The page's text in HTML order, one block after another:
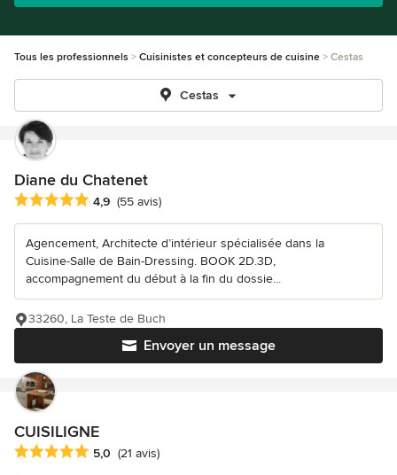
Tous les professionnels Cuisinistes et concepteurs de cuisine Cestas
Cestas
Diane du Chatenet
Note moyenne : 4.9 étoiles sur 5
4,9 (55 avis)
Agencement, Architecte d’intérieur spécialisée dans la
Cuisine-Salle de Bain-Dressing. BOOK 2D.3D,
accompagnement du début à la fin du dossie...
Envoyer un message
33260, La Teste de Buch
CUISILIGNE
Note moyenne : 5 étoiles sur 5
5,0 (21 avis)